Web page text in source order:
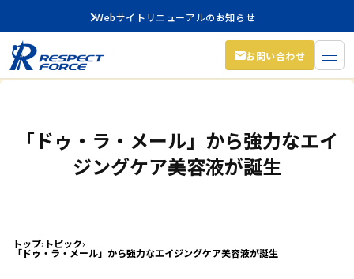
Webサイトリニューアルのお知らせ
お問い合わせ
「ドゥ・ラ・メール」から強力なエイ
ジングケア美容液が誕生
トップ› トピック›
「ドゥ・ラ・メール」から強力なエイジングケア美容液が誕生